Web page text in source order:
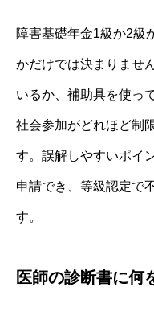
障害基礎年金1級か2級
かだけでは決まりませ
いるか、補助具を使っ
社会参加がどれほど制
す。誤解しやすいポイ
申請でき、等級認定で
す。
医師の診断書に何